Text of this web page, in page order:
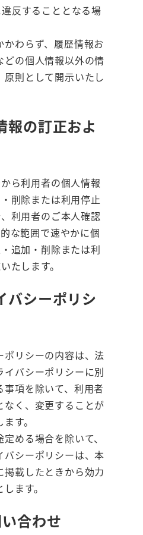
反することとなる場
かわらず、履歴情報お
どの個人情報以外の情
原則として開示いたし
の訂正およ
ら利用者の個人情報
削除または利用停止
利用者のご本人確認
な範囲で速やかに個
追加・削除または利
たします。
シーポリシ
ポリシーの内容は、法
イバシーポリシーに別
事項を除いて、利用者
なく、変更することが
す。
める場合を除いて、
バシーポリシーは、本
掲載したときから効力
ます。
合わせ